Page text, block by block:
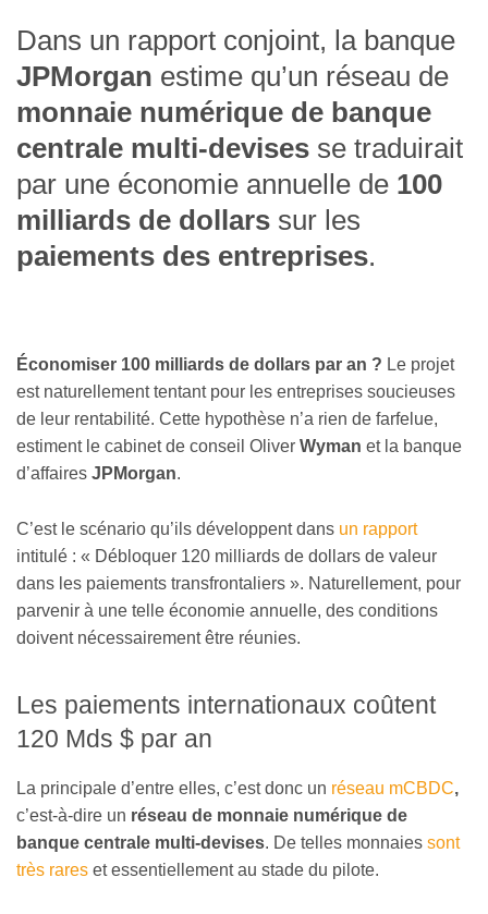
Dans un rapport conjoint, la banque
JPMorgan estime qu’un réseau de
monnaie numérique de banque
centrale multi-devises se traduirait
par une économie annuelle de 100
milliards de dollars sur les
paiements des entreprises.
Économiser 100 milliards de dollars par an ? Le projet
est naturellement tentant pour les entreprises soucieuses
de leur rentabilité. Cette hypothèse n’a rien de farfelue,
estiment le cabinet de conseil Oliver Wyman et la banque
d’affaires JPMorgan.
C’est le scénario qu’ils développent dans un rapport
intitulé : « Débloquer 120 milliards de dollars de valeur
dans les paiements transfrontaliers ». Naturellement, pour
parvenir à une telle économie annuelle, des conditions
doivent nécessairement être réunies.
Les paiements internationaux coûtent
120 Mds $ par an
La principale d’entre elles, c’est donc un réseau mCBDC,
c’est-à-dire un réseau de monnaie numérique de
banque centrale multi-devises. De telles monnaies sont
très rares et essentiellement au stade du pilote.